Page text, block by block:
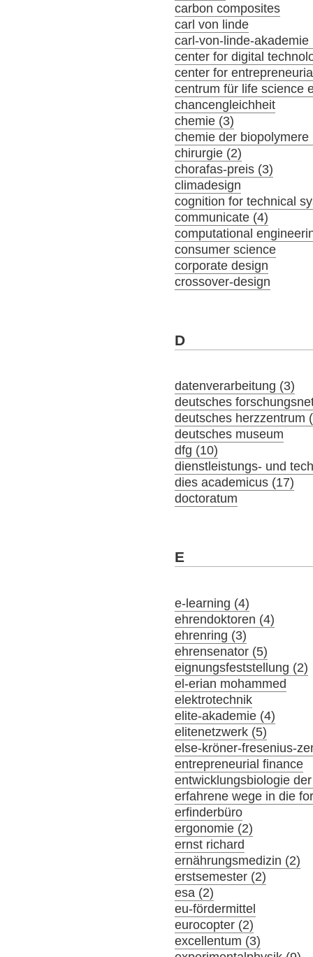
carbon composites
carl von linde
carl-von-linde-akademie
center for digital
center for
centrum für life science
chancengleichheit
chemie (3)
chemie der biopolymere
chirurgie (2)
chorafas-preis (3)
climadesign
cognition for technical
communicate (4)
computational
consumer science
corporate design
crossover-design
D
datenverarbeitung (3)
deutsches
deutsches herzzentrum
deutsches museum
dfg (10)
dienstleistungs- und
dies academicus (17)
doctoratum
E
e-learning (4)
ehrendoktoren (4)
ehrenring (3)
ehrensenator (5)
eignungsfeststellung (2)
el-erian mohammed
elektrotechnik
elite-akademie (4)
elitenetzwerk (5)
else-kröner-fresenius-
entrepreneurial finance
entwicklungsbiologie
erfahrene wege in die
erfinderbüro
ergonomie (2)
ernst richard
ernährungsmedizin (2)
erstsemester (2)
esa (2)
eu-fördermittel
eurocopter (2)
excellentum (3)